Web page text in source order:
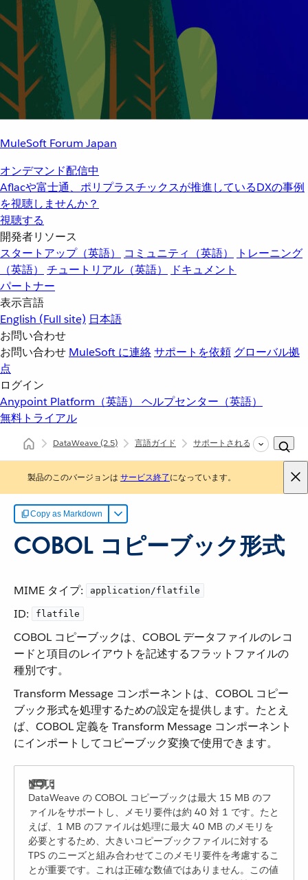
MuleSoft Forum Japan
オンデマンド配信中
Aflacや富士通、ポリプラスチックスが推進しているDXの事例
を視聴しませんか？
視聴する
開発者リソース
スタートアップ（英語）
コミュニティ（英語）
トレーニング
（英語）
チュートリアル（英語）
ドキュメント
パートナー
表示言語
English (Full site) 日本語
お問い合わせ
お問い合わせ MuleSoft に連絡サポートを依頼 グローバル拠
点
ログイン
Anypoint Platform（英語） ヘルプセンター（英語）
無料トライアル
DataWeave(2.5) 言語ガイド サポートされるデータ形式
製品のこのバージョンは サービス終了になっています。
Copy as Markdown
COBOL コピーブック形式
MIME タイプ: application/flatfile
ID: flatfile
COBOL コピーブックは、COBOL データファイルのレコ
ードと項目のレイアウトを記述するフラットファイルの
種別です。
Transform Message コンポーネントは、COBOL コピー
ブック形式を処理するための設定を提供します。たとえ
ば、COBOL 定義を Transform Message コンポーネント
にインポートしてコピーブック変換で使用できます。
DataWeave の COBOL コピーブックは最大 15 MB のフ
ァイルをサポートし、メモリ要件は約 40 対 1 です。たと
えば、1 MB のファイルは処理に最大 40 MB のメモリを
必要とするため、大きいコピーブックファイルに対する
TPS のニーズと組み合わせてこのメモリ要件を考慮するこ
とが重要です。これは正確な数値ではありません。この値